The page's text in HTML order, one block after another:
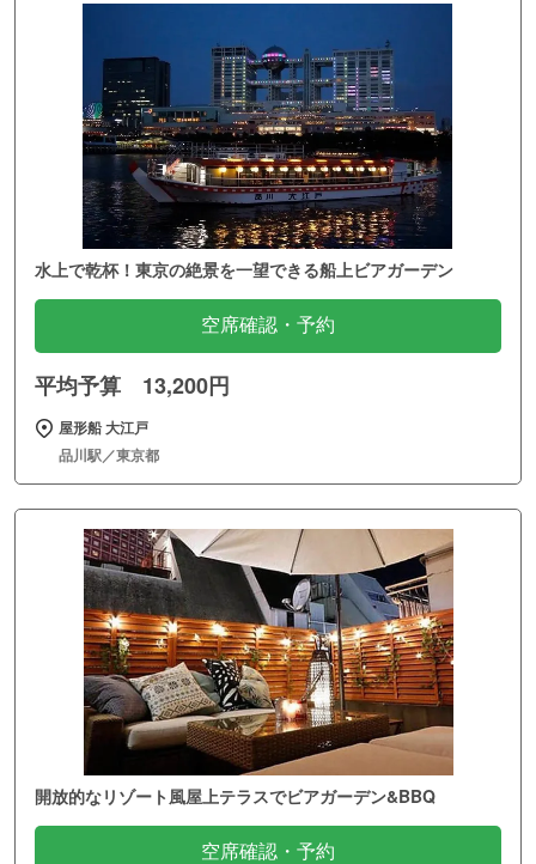
水上で乾杯！東京の絶景を一望できる船上ビアガーデン
空席確認・予約
平均予算 13,200円
屋形船 大江戸
品川駅／東京都
開放的なリゾート風屋上テラスでビアガーデン&BBQ
空席確認・予約